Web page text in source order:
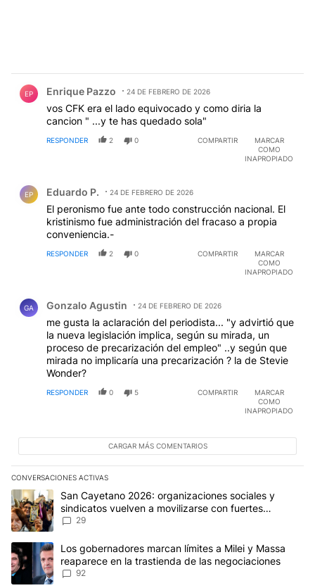
EP Enrique Pazzo 24 DE FEBRERO DE 2026
vos CFK era el lado equivocado y como diria la
cancion " ...y te has quedado sola"
RESPONDER 2 0 COMPARTIR
MARCAR
COMO
INAPROPIADO
EP Eduardo P. 24 DE FEBRERO DE 2026
El peronismo fue ante todo construcción nacional. El
kristinismo fue administración del fracaso a propia
conveniencia.-
RESPONDER 2 0 COMPARTIR
MARCAR
COMO
INAPROPIADO
GA Gonzalo Agustin 24 DE FEBRERO DE 2026
me gusta la aclaración del periodista... "y advirtió que
la nueva legislación implica, según su mirada, un
proceso de precarización del empleo" ..y según que
mirada no implicaría una precarización ? la de Stevie
Wonder?
RESPONDER 0 5 COMPARTIR
MARCAR
COMO
INAPROPIADO
CARGAR MÁS COMENTARIOS
CONVERSACIONES ACTIVAS
Este listado muestra los artículos con más comentarios en los
Un artículo de tendencia con el título "San Cayetano 2026:
San Cayetano 2026: organizaciones sociales y
sindicatos vuelven a movilizarse con fuertes
reclamos al Gobierno
29
Un artículo de tendencia con el título "Los gobernadores marcan
Los gobernadores marcan límites a Milei y Massa
reaparece en la trastienda de las negociaciones
92